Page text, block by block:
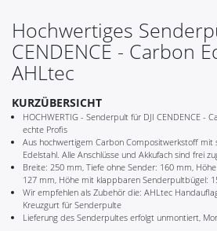
Hochwertiges
CENDENCE - Carbon
AHLtec
KURZÜBERSICHT
HOCHWERTIG - Senderpult für DJI CENDENCE -
echte Profis
Aus hochwertigem Carbon Compositwerkstoff mit
Edelstahl. Alle Anschlüsse und Akkufach sind frei
Breite: 250 mm, Tiefe ohne Sender: 160 mm,
127 mm, Höhe mit klappbaren Senderpultbügel:
Wir empfehlen als Zubehör die: AHLtec
Kreuzgurt für Senderpulte
Lieferung des Senderpultes erfolgt unmontiert,